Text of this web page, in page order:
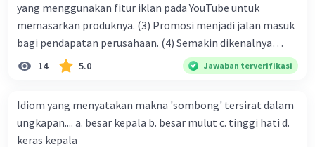
yang menggunakan fitur iklan pada YouTube untuk
memasarkan produknya. (3) Promosi menjadi jalan masuk
bagi pendapatan perusahaan. (4) Semakin dikenalnya
suatu produk oleh konsumen, semakin besar pula peluang
perusahaan kepada konsumen. Urutan yang tepat agar
menjadi teks eksposisi yang padu adalah .... A. (1)-(2)-(3)-
14 5.0 Jawaban terverifikasi
Idiom yang menyatakan makna 'sombong' tersirat dalam
ungkapan.... a. besar kepala b. besar mulut c. tinggi hati d.
keras kepala